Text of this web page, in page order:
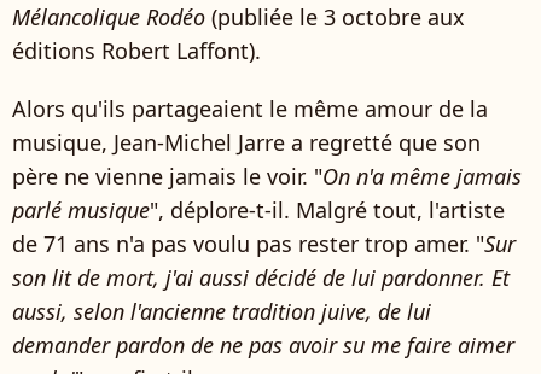
Mélancolique Rodéo (publiée le 3 octobre aux
éditions Robert Laffont).
Alors qu'ils partageaient le même amour de la
musique, Jean-Michel Jarre a regretté que son
père ne vienne jamais le voir. "On n'a même jamais
parlé musique", déplore-t-il. Malgré tout, l'artiste
de 71 ans n'a pas voulu pas rester trop amer. "Sur
son lit de mort, j'ai aussi décidé de lui pardonner. Et
aussi, selon l'ancienne tradition juive, de lui
demander pardon de ne pas avoir su me faire aimer